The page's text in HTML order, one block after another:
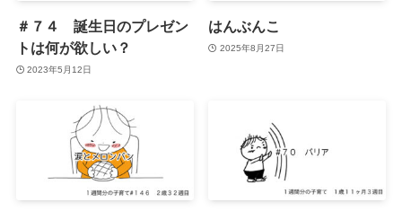
＃７４ 誕生日のプレゼン
トは何が欲しい？
2023年5月12日
はんぶんこ
2025年8月27日